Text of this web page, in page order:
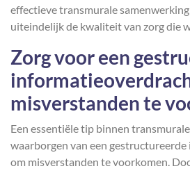
effectieve transmurale
uiteindelijk de kwaliteit van zorg die
Zorg voor een
misverstanden te
Een essentiële tip binnen
waarborgen van een
om misverstanden te voorkomen.